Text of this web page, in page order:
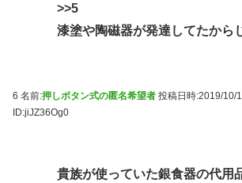
>>5
漆塗や陶磁器が発達してたから
6 名前:押しボタン式の匿名希望者 投稿日時:2019/10/
ID:jiJZ36Og0
貴族が使っていた銀食器の代用